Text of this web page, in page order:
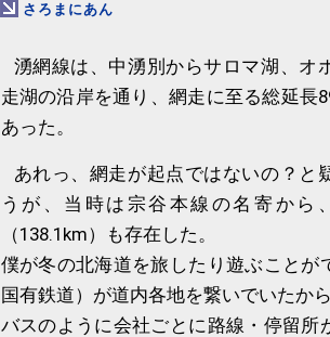
さろまにあん
湧網線は、中湧別からサロマ湖、オ
走湖の沿岸を通り、網走に至る総延長
あった。
あれっ、網走が起点ではないの？と
うが、当時は宗谷本線の名寄から
（138.1km）も存在した。
僕が冬の北海道を旅したり遊ぶことが
国有鉄道）が道内各地を繋いでいたか
バスのように会社ごとに路線・停留所